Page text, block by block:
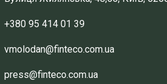
+380 95 414 01 39
vmolodan@finteco.com.ua
press@finteco.com.ua